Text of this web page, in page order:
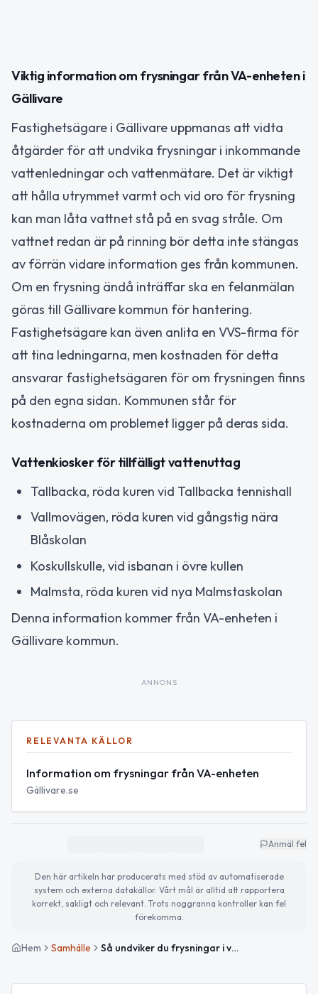
Viktig information om frysningar från VA-enheten i
Gällivare
Fastighetsägare i Gällivare uppmanas att vidta
åtgärder för att undvika frysningar i inkommande
vattenledningar och vattenmätare. Det är viktigt
att hålla utrymmet varmt och vid oro för frysning
kan man låta vattnet stå på en svag stråle. Om
vattnet redan är på rinning bör detta inte stängas
av förrän vidare information ges från kommunen.
Om en frysning ändå inträffar ska en felanmälan
göras till Gällivare kommun för hantering.
Fastighetsägare kan även anlita en VVS-firma för
att tina ledningarna, men kostnaden för detta
ansvarar fastighetsägaren för om frysningen finns
på den egna sidan. Kommunen står för
kostnaderna om problemet ligger på deras sida.
Vattenkiosker för tillfälligt vattenuttag
Tallbacka, röda kuren vid Tallbacka tennishall
Vallmovägen, röda kuren vid gångstig nära
Blåskolan
Koskullskulle, vid isbanan i övre kullen
Malmsta, röda kuren vid nya Malmstaskolan
Denna information kommer från VA-enheten i
Gällivare kommun.
ANNONS
RELEVANTA KÄLLOR
Information om frysningar från VA-enheten
Gällivare.se
Anmäl fel
Den här artikeln har producerats med stöd av automatiserade
system och externa datakällor. Vårt mål är alltid att rapportera
korrekt, sakligt och relevant. Trots noggranna kontroller kan fel
förekomma.
Hem Samhälle Så undviker du frysningar i vattenledningarna – råd från Gällivare kommun